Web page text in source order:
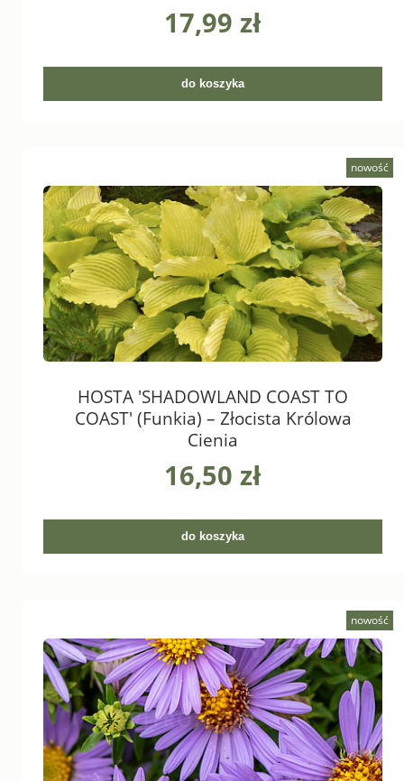
17,99 zł
do koszyka
HOSTA 'SHADOWLAND COAST TO
COAST' (Funkia) – Złocista Królowa
Cienia
16,50 zł
do koszyka
nowość
nowość